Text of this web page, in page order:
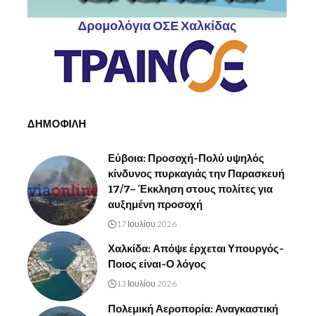
Δρομολόγια ΟΣΕ Χαλκίδας
ΔΗΜΟΦΙΛΗ
Εύβοια: Προσοχή-Πολύ υψηλός
κίνδυνος πυρκαγιάς την Παρασκευή
17/7– Έκκληση στους πολίτες για
αυξημένη προσοχή
17 Ιουλίου 2026
Χαλκίδα: Απόψε έρχεται Υπουργός-
Ποιος είναι-Ο λόγος
13 Ιουλίου 2026
Πολεμική Αεροπορία: Αναγκαστική